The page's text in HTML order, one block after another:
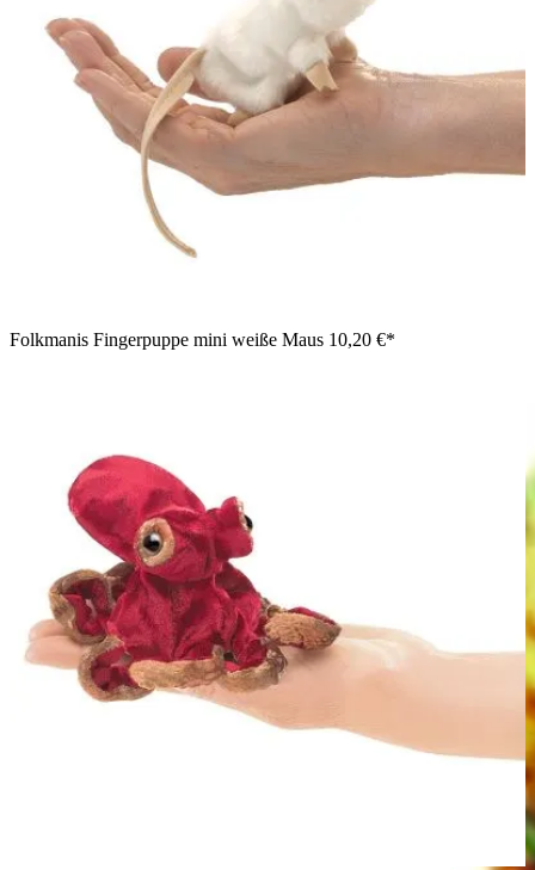
Folkmanis Fingerpuppe mini weiße Maus 10,20 €*